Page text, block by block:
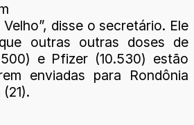
disse o secretário. Ele
outras outras doses de
e Pfizer (10.530) estão
enviadas para Rondônia